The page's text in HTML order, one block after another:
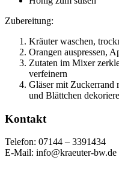
Zubereitung:
Kräuter waschen,
Orangen auspressen,
Zutaten im Mixer
verfeinern
Gläser mit
und Blättchen
Kontakt
Telefon: 07144 – 3391434
E-Mail: info@kraeuter-bw.de